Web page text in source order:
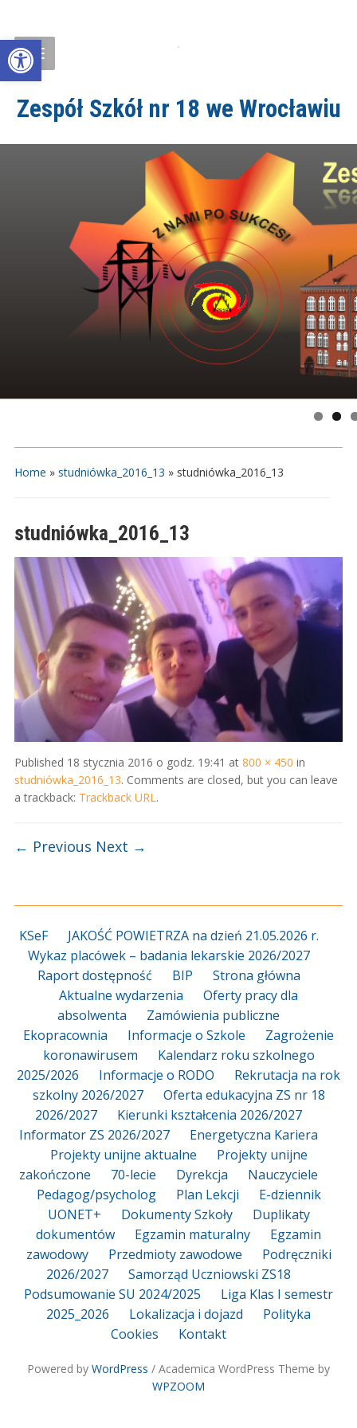
Open toolbar
Zespół Szkół nr 18 we Wrocławiu
Home » studniówka_2016_13 » studniówka_2016_13
studniówka_2016_13
Published 18 stycznia 2016 o godz. 19:41 at 800 × 450 in
studniówka_2016_13. Comments are closed, but you can leave
a trackback: Trackback URL.
← Previous Next →
KSeF
JAKOŚĆ POWIETRZA na dzień 21.05.2026 r.
Wykaz placówek – badania lekarskie 2026/2027
Raport dostępność
BIP
Strona główna
Aktualne wydarzenia
Oferty pracy dla
absolwenta
Zamówienia publiczne
Ekopracownia
Informacje o Szkole
Zagrożenie
koronawirusem
Kalendarz roku szkolnego
2025/2026
Informacje o RODO
Rekrutacja na rok
szkolny 2026/2027
Oferta edukacyjna ZS nr 18
2026/2027
Kierunki kształcenia 2026/2027
Informator ZS 2026/2027
Energetyczna Kariera
Projekty unijne aktualne
Projekty unijne
zakończone
70-lecie Dyrekcja
Nauczyciele
Pedagog/psycholog
Plan Lekcji
E-dziennik
UONET+
Dokumenty Szkoły
Duplikaty
dokumentów
Egzamin maturalny
Egzamin
zawodowy
Przedmioty zawodowe
Podręczniki
2026/2027
Samorząd Uczniowski ZS18
Podsumowanie SU 2024/2025
Liga Klas I semestr
2025_2026
Lokalizacja i dojazd
Polityka
Cookies
Kontakt
Powered by WordPress / Academica WordPress Theme by
WPZOOM